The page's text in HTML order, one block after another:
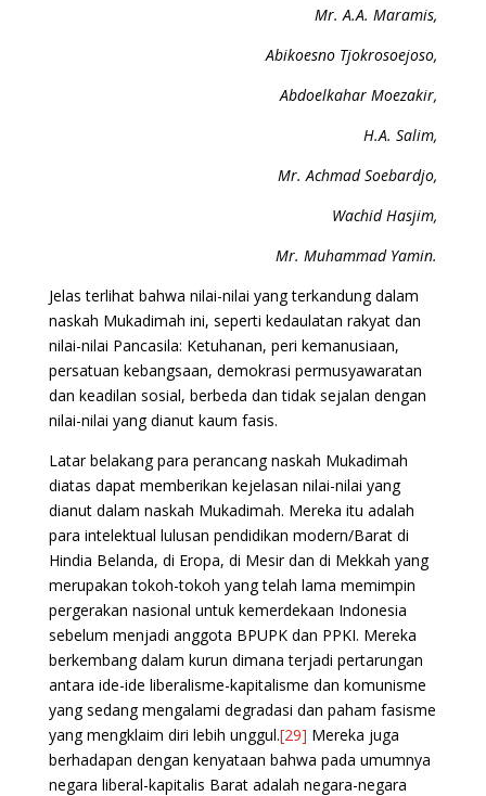
Mr. A.A. Maramis,
Abikoesno Tjokrosoejoso,
Abdoelkahar Moezakir,
H.A. Salim,
Mr. Achmad Soebardjo,
Wachid Hasjim,
Mr. Muhammad Yamin.
Jelas terlihat bahwa nilai-nilai yang terkandung dalam
naskah Mukadimah ini, seperti kedaulatan rakyat dan
nilai-nilai Pancasila: Ketuhanan, peri kemanusiaan,
persatuan kebangsaan, demokrasi permusyawaratan
dan keadilan sosial, berbeda dan tidak sejalan dengan
nilai-nilai yang dianut kaum fasis.
Latar belakang para perancang naskah Mukadimah
diatas dapat memberikan kejelasan nilai-nilai yang
dianut dalam naskah Mukadimah. Mereka itu adalah
para intelektual lulusan pendidikan modern/Barat di
Hindia Belanda, di Eropa, di Mesir dan di Mekkah yang
merupakan tokoh-tokoh yang telah lama memimpin
pergerakan nasional untuk kemerdekaan Indonesia
sebelum menjadi anggota BPUPK dan PPKI. Mereka
berkembang dalam kurun dimana terjadi pertarungan
antara ide-ide liberalisme-kapitalisme dan komunisme
yang sedang mengalami degradasi dan paham fasisme
yang mengklaim diri lebih unggul.[29] Mereka juga
berhadapan dengan kenyataan bahwa pada umumnya
negara liberal-kapitalis Barat adalah negara-negara